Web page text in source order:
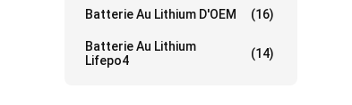
Batterie Au Lithium D'OEM (16)
Batterie Au Lithium
Lifepo4
(14)